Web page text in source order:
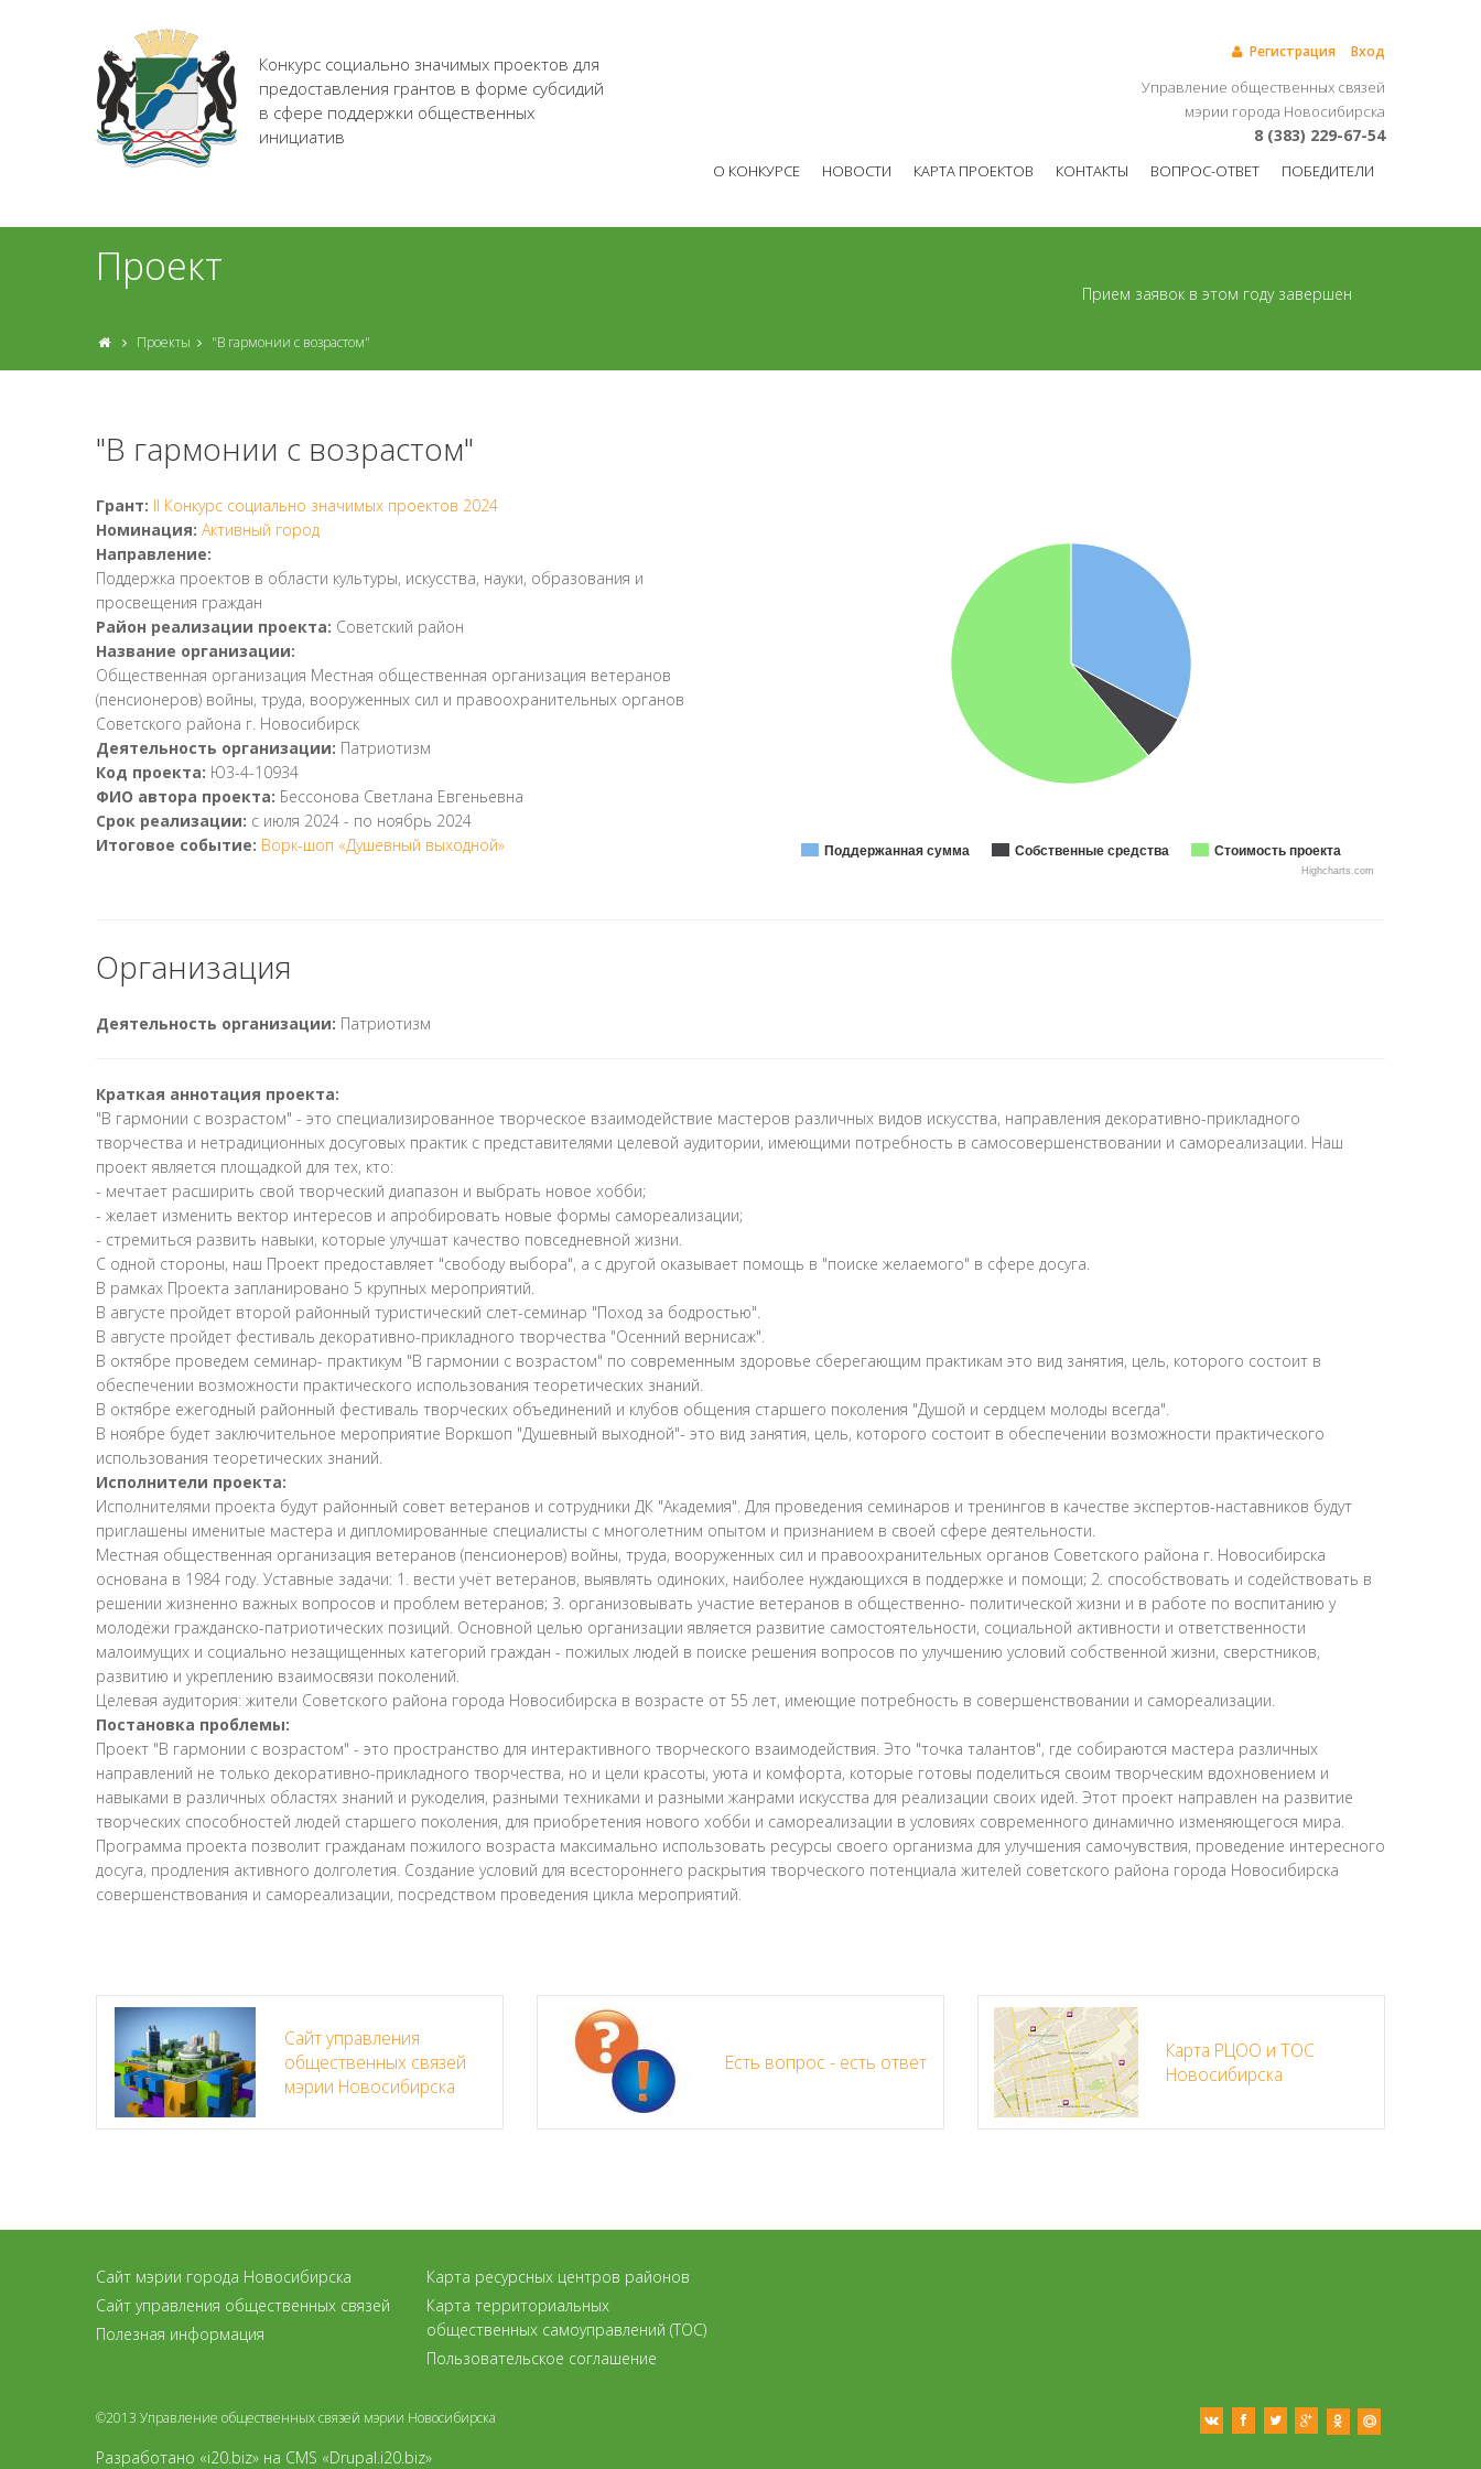
Регистрация Вход
Конкурс социально значимых проектов для
предоставления грантов в форме субсидий
в сфере поддержки общественных
инициатив
Управление общественных связей
мэрии города Новосибирска
8 (383) 229-67-54
О КОНКУРСЕ НОВОСТИ КАРТА ПРОЕКТОВ КОНТАКТЫ ВОПРОС-ОТВЕТ ПОБЕДИТЕЛИ
Проект
Прием заявок в этом году завершен
Проекты "В гармонии с возрастом"
"В гармонии с возрастом"
Грант: II Конкурс социально значимых проектов 2024
Номинация: Активный город
Направление:
Поддержка проектов в области культуры, искусства, науки, образования и
просвещения граждан
Район реализации проекта: Советский район
Название организации:
Общественная организация Местная общественная организация ветеранов
(пенсионеров) войны, труда, вооруженных сил и правоохранительных органов
Советского района г. Новосибирск
Деятельность организации: Патриотизм
Код проекта: Ю3-4-10934
ФИО автора проекта: Бессонова Светлана Евгеньевна
Срок реализации: с июля 2024 - по ноябрь 2024
Итоговое событие: Ворк-шоп «Душевный выходной» Поддержанная сумма Собственные средства Стоимость проекта
Highcharts.com
Организация
Деятельность организации: Патриотизм
Краткая аннотация проекта:
"В гармонии с возрастом" - это специализированное творческое взаимодействие мастеров различных видов искусства, направления декоративно-прикладного
творчества и нетрадиционных досуговых практик с представителями целевой аудитории, имеющими потребность в самосовершенствовании и самореализации. Наш
проект является площадкой для тех, кто:
- мечтает расширить свой творческий диапазон и выбрать новое хобби;
- желает изменить вектор интересов и апробировать новые формы самореализации;
- стремиться развить навыки, которые улучшат качество повседневной жизни.
С одной стороны, наш Проект предоставляет "свободу выбора", а с другой оказывает помощь в "поиске желаемого" в сфере досуга.
В рамках Проекта запланировано 5 крупных мероприятий.
В августе пройдет второй районный туристический слет-семинар "Поход за бодростью".
В августе пройдет фестиваль декоративно-прикладного творчества "Осенний вернисаж".
В октябре проведем семинар- практикум "В гармонии с возрастом" по современным здоровье сберегающим практикам это вид занятия, цель, которого состоит в
обеспечении возможности практического использования теоретических знаний.
В октябре ежегодный районный фестиваль творческих объединений и клубов общения старшего поколения "Душой и сердцем молоды всегда".
В ноябре будет заключительное мероприятие Воркшоп "Душевный выходной"- это вид занятия, цель, которого состоит в обеспечении возможности практического
использования теоретических знаний.
Исполнители проекта:
Исполнителями проекта будут районный совет ветеранов и сотрудники ДК "Академия". Для проведения семинаров и тренингов в качестве экспертов-наставников будут
приглашены именитые мастера и дипломированные специалисты с многолетним опытом и признанием в своей сфере деятельности.
Местная общественная организация ветеранов (пенсионеров) войны, труда, вооруженных сил и правоохранительных органов Советского района г. Новосибирска
основана в 1984 году. Уставные задачи: 1. вести учёт ветеранов, выявлять одиноких, наиболее нуждающихся в поддержке и помощи; 2. способствовать и содействовать в
решении жизненно важных вопросов и проблем ветеранов; 3. организовывать участие ветеранов в общественно- политической жизни и в работе по воспитанию у
молодёжи гражданско-патриотических позиций. Основной целью организации является развитие самостоятельности, социальной активности и ответственности
малоимущих и социально незащищенных категорий граждан - пожилых людей в поиске решения вопросов по улучшению условий собственной жизни, сверстников,
развитию и укреплению взаимосвязи поколений.
Целевая аудитория: жители Советского района города Новосибирска в возрасте от 55 лет, имеющие потребность в совершенствовании и самореализации.
Постановка проблемы:
Проект "В гармонии с возрастом" - это пространство для интерактивного творческого взаимодействия. Это "точка талантов", где собираются мастера различных
направлений не только декоративно-прикладного творчества, но и цели красоты, уюта и комфорта, которые готовы поделиться своим творческим вдохновением и
навыками в различных областях знаний и рукоделия, разными техниками и разными жанрами искусства для реализации своих идей. Этот проект направлен на развитие
творческих способностей людей старшего поколения, для приобретения нового хобби и самореализации в условиях современного динамично изменяющегося мира.
Программа проекта позволит гражданам пожилого возраста максимально использовать ресурсы своего организма для улучшения самочувствия, проведение интересного
досуга, продления активного долголетия. Создание условий для всестороннего раскрытия творческого потенциала жителей советского района города Новосибирска
совершенствования и самореализации, посредством проведения цикла мероприятий.
Сайт управления
общественных связей
мэрии Новосибирска
Есть вопрос - есть ответ
Карта РЦОО и ТОС
Новосибирска
Сайт мэрии города Новосибирска
Сайт управления общественных связей
Полезная информация
Карта ресурсных центров районов
Карта территориальных
общественных самоуправлений (ТОС)
Пользовательское соглашение
©2013 Управление общественных связей мэрии Новосибирска
Разработано «i20.biz» на CMS «Drupal.i20.biz»